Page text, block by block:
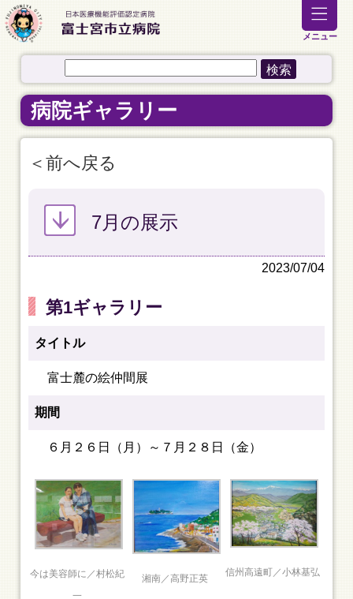
メニュー
病院ギャラリー
前へ戻る
7月の展示
2023/07/04
第1ギャラリー
タイトル
富士麓の絵仲間展
期間
６月２６日（月）～７月２８日（金）
今は美容師に／村松紀
一
湘南／高野正英
信州高遠町／小林基弘